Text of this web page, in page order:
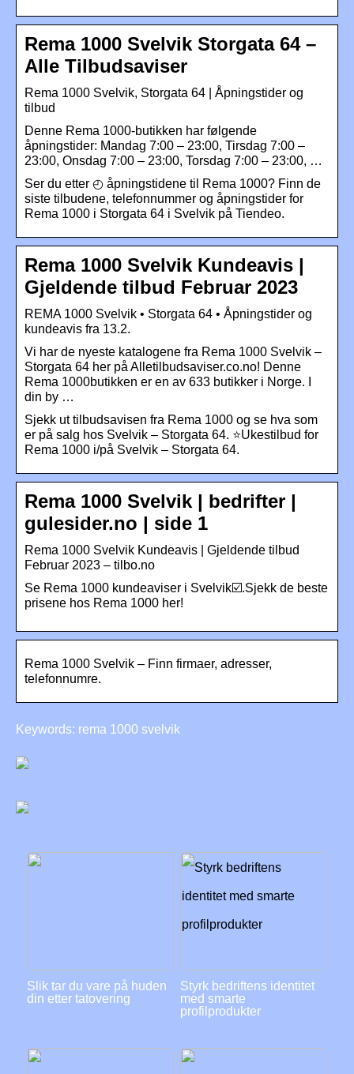
Rema 1000 Svelvik Storgata 64 –
Alle Tilbudsaviser
Rema 1000 Svelvik, Storgata 64 | Åpningstider og
tilbud
Denne Rema 1000-butikken har følgende
åpningstider: Mandag 7:00 – 23:00, Tirsdag 7:00 –
23:00, Onsdag 7:00 – 23:00, Torsdag 7:00 – 23:00, …
Ser du etter ◴ åpningstidene til Rema 1000? Finn de
siste tilbudene, telefonnummer og åpningstider for
Rema 1000 i Storgata 64 i Svelvik på Tiendeo.
Rema 1000 Svelvik Kundeavis |
Gjeldende tilbud Februar 2023
REMA 1000 Svelvik • Storgata 64 • Åpningstider og
kundeavis fra 13.2.
Vi har de nyeste katalogene fra Rema 1000 Svelvik –
Storgata 64 her på Alletilbudsaviser.co.no! Denne
Rema 1000butikken er en av 633 butikker i Norge. I
din by …
Sjekk ut tilbudsavisen fra Rema 1000 og se hva som
er på salg hos Svelvik – Storgata 64. ⭐Ukestilbud for
Rema 1000 i/på Svelvik – Storgata 64.
Rema 1000 Svelvik | bedrifter |
gulesider.no | side 1
Rema 1000 Svelvik Kundeavis | Gjeldende tilbud
Februar 2023 – tilbo.no
Se Rema 1000 kundeaviser i Svelvik☑️.Sjekk de beste
prisene hos Rema 1000 her!
Rema 1000 Svelvik – Finn firmaer, adresser,
telefonnumre.
Keywords: rema 1000 svelvik
Slik tar du vare på huden
din etter tatovering
Styrk bedriftens identitet
med smarte
profilprodukter